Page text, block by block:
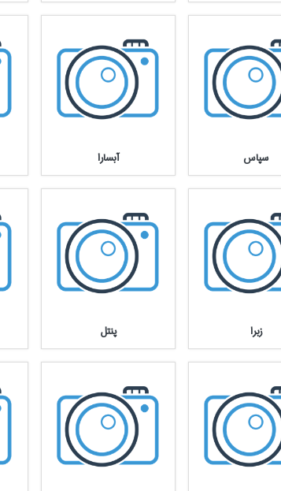
سپاس آبسارا
زبرا پنتل